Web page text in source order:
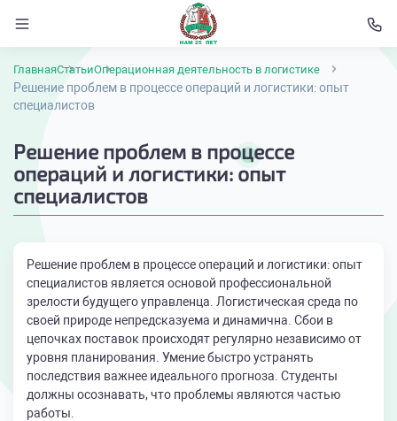
ГлавнаяСтатьиОперационная деятельность в логистике
Решение проблем в процессе операций и логистики: опыт
специалистов
Решение проблем в процессе
операций и логистики: опыт
специалистов
Решение проблем в процессе операций и логистики: опыт
специалистов является основой профессиональной
зрелости будущего управленца. Логистическая среда по
своей природе непредсказуема и динамична. Сбои в
цепочках поставок происходят регулярно независимо от
уровня планирования. Умение быстро устранять
последствия важнее идеального прогноза. Студенты
должны осознавать, что проблемы являются частью
работы.